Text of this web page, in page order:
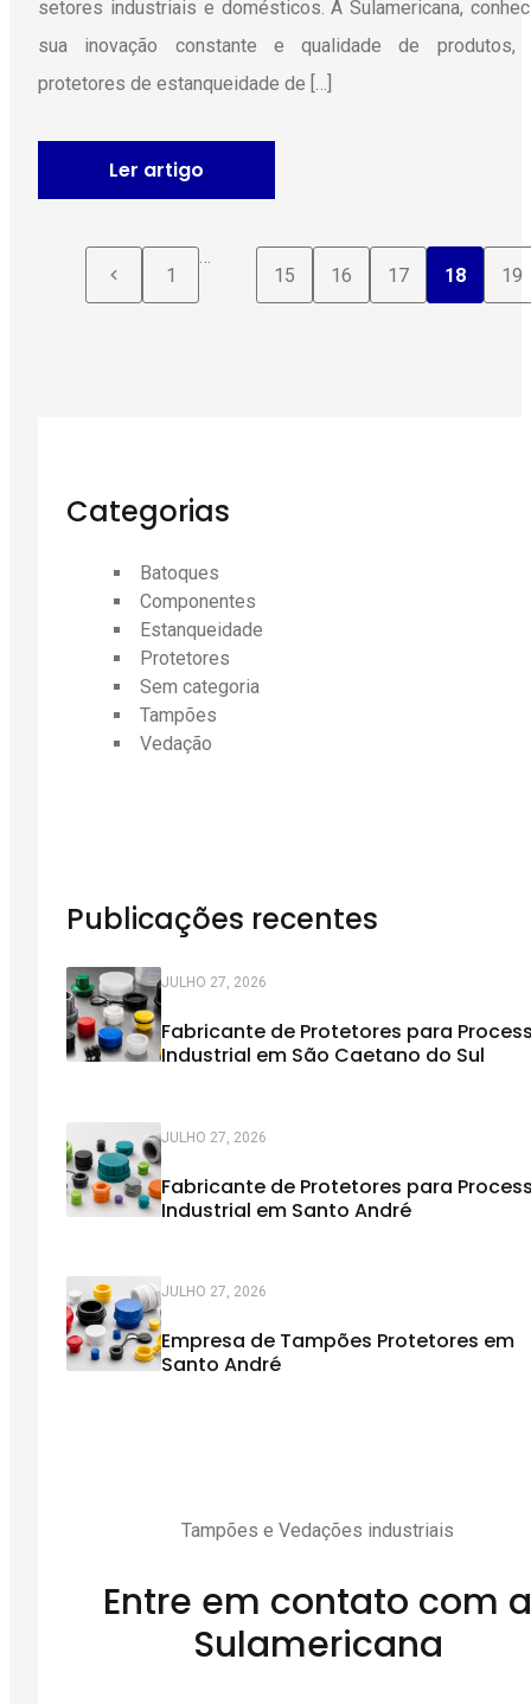
setores industriais e domésticos. A Sulamericana,
sua inovação constante e qualidade de produtos,
protetores de estanqueidade de […]
Ler artigo
1
…
15
16 17 18 19
Categorias
Batoques
Componentes
Estanqueidade
Protetores
Sem categoria
Tampões
Vedação
Publicações recentes
JULHO 27, 2026
Fabricante de Protetores para
Industrial em São Caetano do Sul
JULHO 27, 2026
Fabricante de Protetores para
Industrial em Santo André
JULHO 27, 2026
Empresa de Tampões Protetores em
Santo André
Tampões e Vedações industriais
Entre em contato com a
Sulamericana